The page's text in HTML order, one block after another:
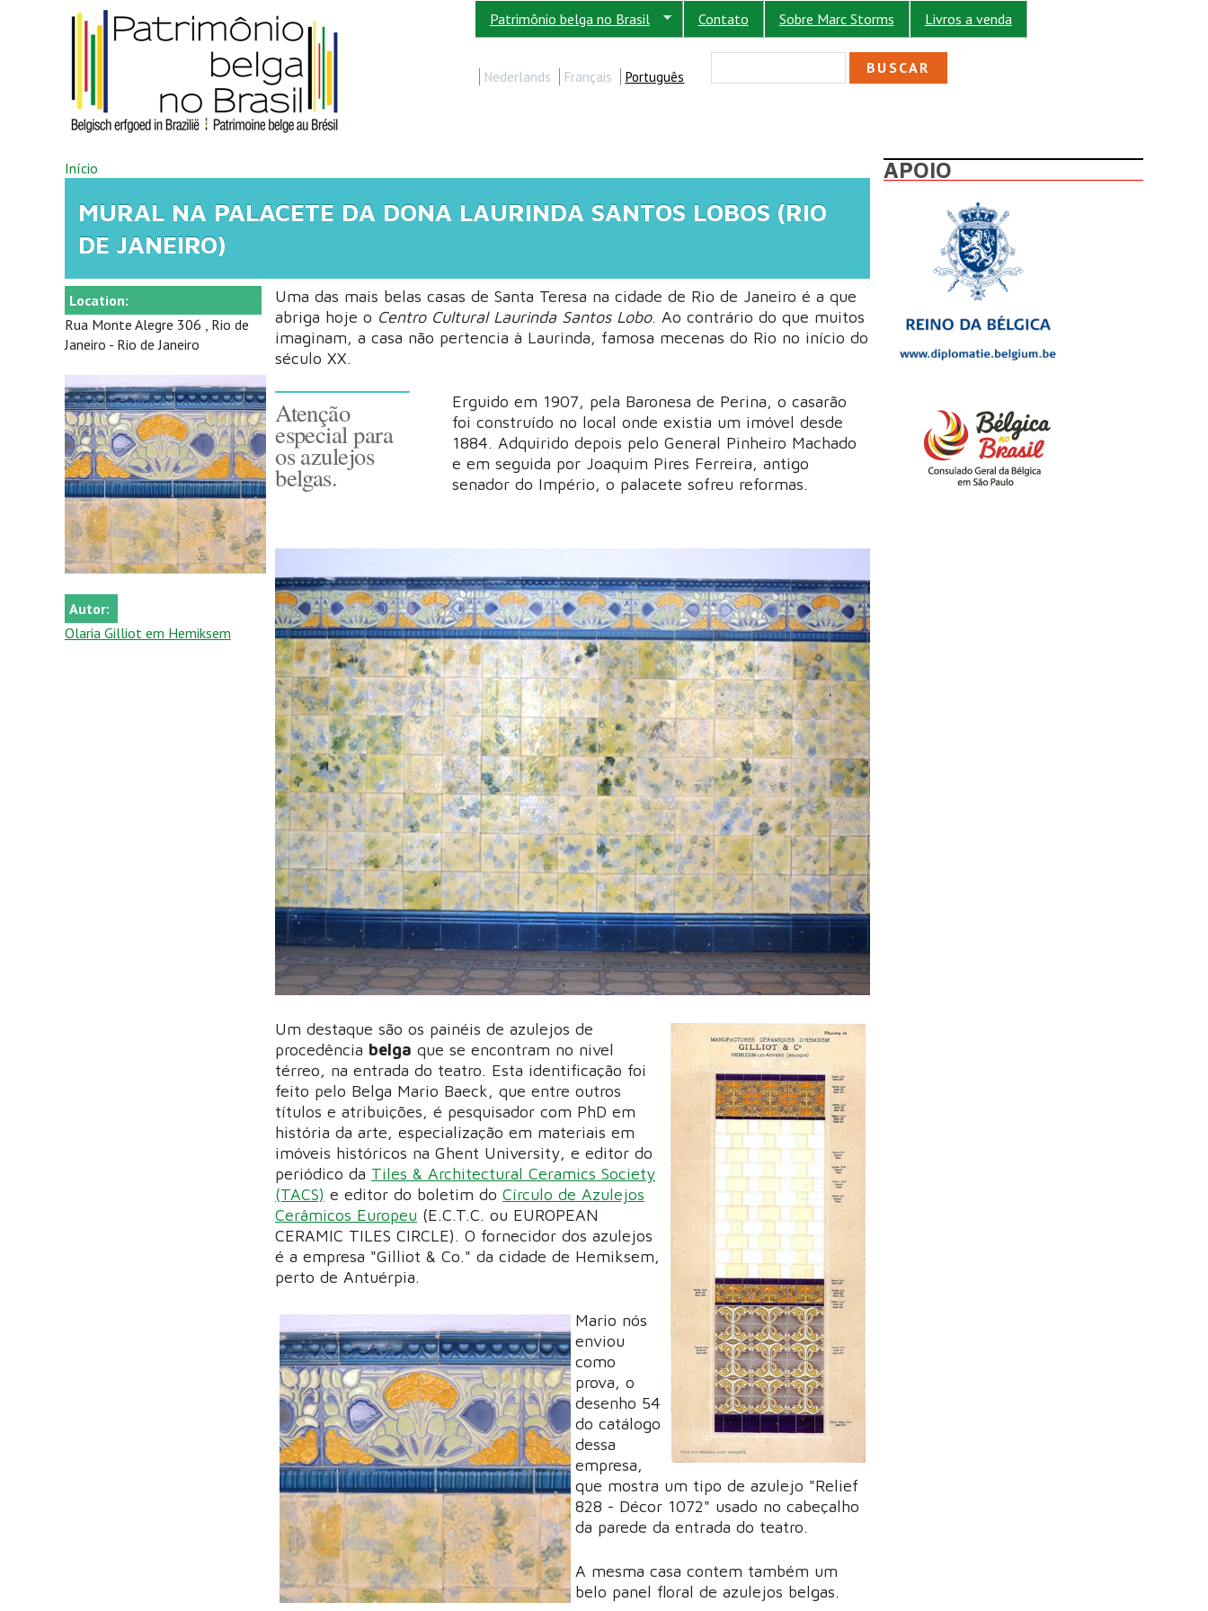
Pular para o conteúdo principal Patrimônio belga no Brasil Contato Sobre Marc Storms Livros a venda
Nederlands Français Português FORMULÁRIO DE BUSCA
VOCÊ ESTÁ AQUI
Início
MURAL NA PALACETE DA DONA LAURINDA SANTOS LOBOS (RIO
DE JANEIRO)
Location:
Rua Monte Alegre 306 , Rio de
Janeiro - Rio de Janeiro
Autor:
Olaria Gilliot em Hemiksem
Uma das mais belas casas de Santa Teresa na cidade de Rio de Janeiro é a que
abriga hoje o Centro Cultural Laurinda Santos Lobo. Ao contrário do que muitos
imaginam, a casa não pertencia à Laurinda, famosa mecenas do Rio no início do
século XX.
Atenção
especial para
os azulejos
belgas.
Erguido em 1907, pela Baronesa de Perina, o casarão
foi construído no local onde existia um imóvel desde
1884. Adquirido depois pelo General Pinheiro Machado
e em seguida por Joaquim Pires Ferreira, antigo
senador do Império, o palacete sofreu reformas.
Um destaque são os painéis de azulejos de
procedência belgaque se encontram no nivel
térreo, na entrada do teatro. Esta identificação foi
feito pelo Belga Mario Baeck, que entre outros
títulos e atribuições, é pesquisador com PhD em
história da arte, especialização em materiais em
imóveis históricos na Ghent University, e editor do
periódico da Tiles & Architectural Ceramics Society
(TACS) e editor do boletim doCírculo de Azulejos
Cerâmicos Europeu (E.C.T.C. ou EUROPEAN
CERAMIC TILES CIRCLE). O fornecidor dos azulejos
é a empresa "Gilliot & Co." da cidade de Hemiksem,
perto de Antuérpia.
Mario nós
enviou
como
prova, o
desenho 54
do catálogo
dessa
empresa,
que mostra um tipo de azulejo "Relief
828 - Décor 1072" usado no cabeçalho
da parede da entrada do teatro.
A mesma casa contem também um
belo panel floral de azulejos belgas.
APOIO